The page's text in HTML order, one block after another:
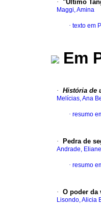
· "Último
Maggi, Amina
· texto em
Em
· História de
Melícias, Ana
· resumo
· Pedra de
Andrade,
· resumo
· O poder da
Lisondo, Alicia